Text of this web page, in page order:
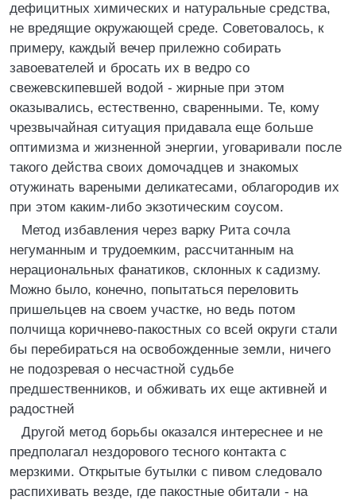
дефицитных химических и натуральные средства,
не вредящие окружающей среде. Cоветовалось, к
примеру, каждый вечер прилежно собирать
завоевателей и бросать их в ведро со
свежевскипевшей водой - жирные при этом
оказывались, естественно, сваренными. Те, кому
чрезвычайная ситуация придавала еще больше
оптимизма и жизненной энергии, уговаривали после
такого действа своих домочадцев и знакомых
отужинать вареными деликатесами, облагородив их
при этом каким-либо экзотическим соусом.
Метод избавления через варку Рита сочла
негуманным и трудоемким, рассчитанным на
нерациональных фанатиков, склонных к садизму.
Можно было, конечно, попытаться переловить
пришельцев на своем участке, но ведь потом
полчища коричнево-пакостных со всей округи стали
бы перебираться на освобожденные земли, ничего
не подозревая о несчастной судьбе
предшественников, и обживать их еще активней и
радостней
Другой метод борьбы оказался интереснее и не
предполагал нездорового тесного контакта с
мерзкими. Открытые бутылки с пивом следовало
распихивать везде, где пакостные обитали - на